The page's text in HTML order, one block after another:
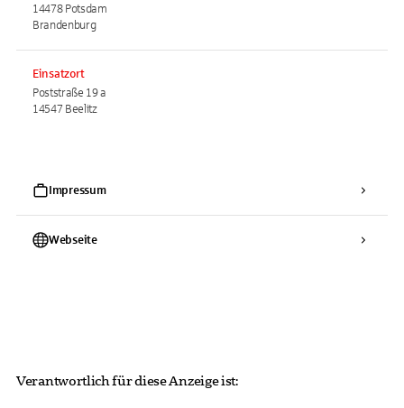
14478 Potsdam
Brandenburg
Einsatzort
Poststraße 19 a
14547 Beelitz
Impressum
Webseite
Verantwortlich für diese Anzeige ist: